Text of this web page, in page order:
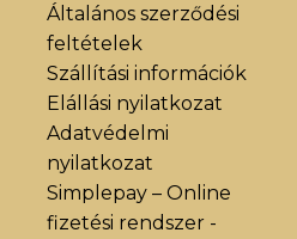
Általános szerződési
feltételek
Szállítási információk
Elállási nyilatkozat
Adatvédelmi
nyilatkozat
Simplepay – Online
fizetési rendszer -